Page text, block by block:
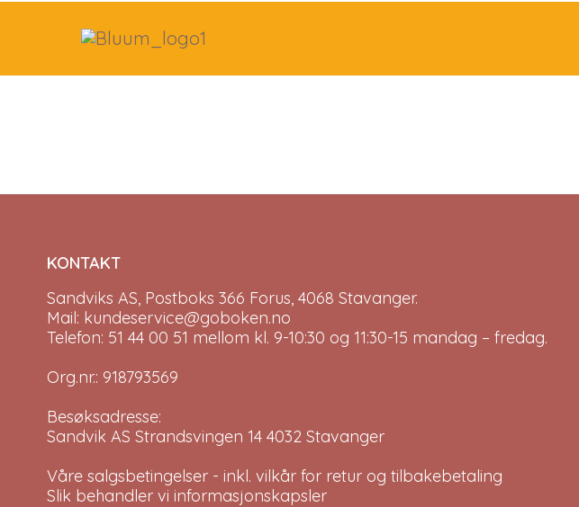
KONTAKT
Sandviks AS, Postboks 366 Forus, 4068 Stavanger.
Mail: kundeservice@goboken.no
Telefon: 51 44 00 51 mellom kl. 9-10:30 og 11:30-15 mandag – fredag.
Org.nr.: 918793569
Besøksadresse:
Sandvik AS Strandsvingen 14 4032 Stavanger
Våre salgsbetingelser - inkl. vilkår for retur og tilbakebetaling
Slik behandler vi informasjonskapsler